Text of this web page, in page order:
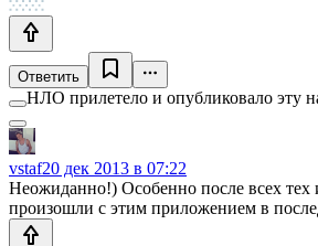
Ответить
НЛО прилетело и опубликовало эту
vstaf20 дек 2013 в 07:22
Неожиданно!) Особенно после всех тех
произошли с этим приложением в